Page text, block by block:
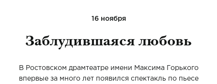
16 ноября
Заблудившаяся любовь
В Ростовском драмтеатре имени Максима Горького
впервые за много лет появился спектакль по пьесе